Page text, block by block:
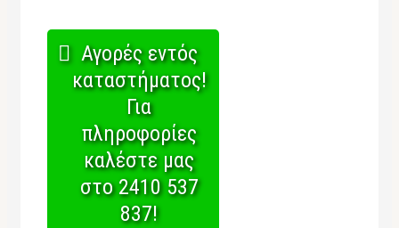
Αγορές εντός
καταστήματος!
Για
πληροφορίες
καλέστε μας
στο 2410 537
837!